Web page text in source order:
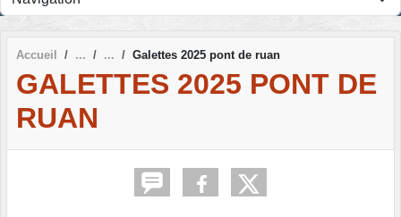
Accueil Galettes 2025 pont de ruan
GALETTES 2025 PONT DE
RUAN